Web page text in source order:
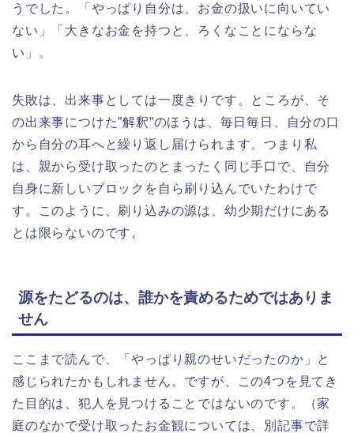
うでした。「やっぱり自分は、お金の扱いに向いてい
ない」「大きなお金を持つと、ろくなことにならな
い」。
失敗は、出来事としては一度きりです。ところが、そ
の出来事につけた”解釈”のほうは、毎日毎日、自分の口
から自分の耳へと繰り返し届けられます。つまり私
は、親から受け取ったのとまったく同じ手口で、自分
自身に新しいブロックを自ら刷り込んでいたわけで
す。このように、刷り込みの源は、幼少期だけにある
とは限らないのです。
源をたどるのは、誰かを責めるためではありま
せん
ここまで読んで、「やっぱり親のせいだったのか」と
感じられたかもしれません。ですが、この4つを見てき
た目的は、犯人を見つけることではないのです。（家
庭のなかで受け取ったお金観については、別記事で詳